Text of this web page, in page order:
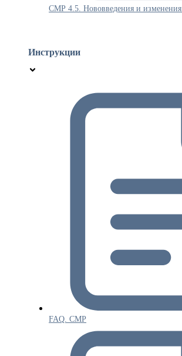
СМР 4.5. Нововведения и изменения.
Инструкции
FAQ. СМР